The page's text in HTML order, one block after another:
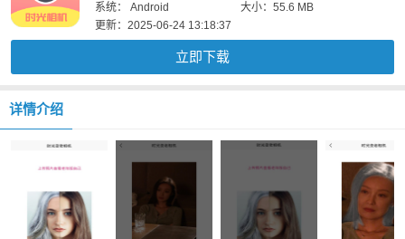
系统： Android
大小：55.6 MB
更新：2025-06-24 13:18:37
立即下载
详情介绍